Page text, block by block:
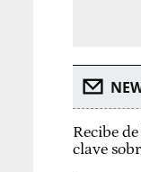
Recibe
clave